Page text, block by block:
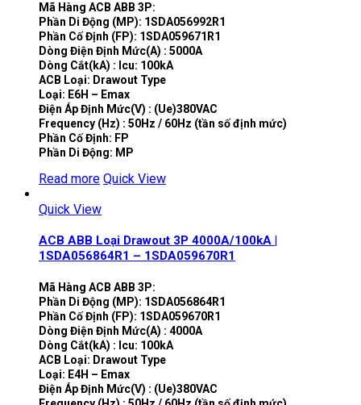
Mã Hàng ACB ABB 3P:
Phần Di Động (MP): 1SDA056992R1
Phần Cố Định (FP): 1SDA059671R1
Dòng Điện Định Mức(A) : 5000A
Dòng Cắt(kA) : Icu: 100kA
ACB Loại: Drawout Type
Loại: E6H – Emax
Điện Áp Định Mức(V) : (Ue)380VAC
Frequency (Hz) : 50Hz / 60Hz (tần số định mức)
Phần Cố Định: FP
Phần Di Động: MP
Read more Quick View
Quick View
ACB ABB Loại Drawout 3P 4000A/100kA |
1SDA056864R1 – 1SDA059670R1
Mã Hàng ACB ABB 3P:
Phần Di Động (MP): 1SDA056864R1
Phần Cố Định (FP): 1SDA059670R1
Dòng Điện Định Mức(A) : 4000A
Dòng Cắt(kA) : Icu: 100kA
ACB Loại: Drawout Type
Loại: E4H – Emax
Điện Áp Định Mức(V) : (Ue)380VAC